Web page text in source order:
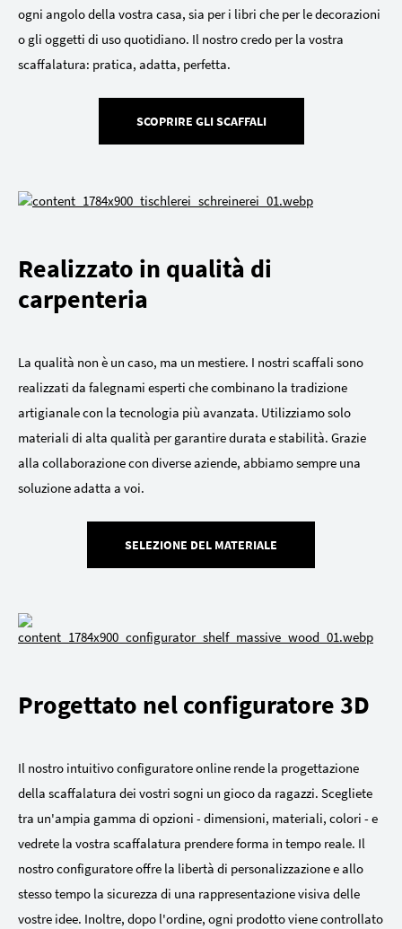
ogni angolo della vostra casa, sia per i libri che per le decorazioni
o gli oggetti di uso quotidiano. Il nostro credo per la vostra
scaffalatura: pratica, adatta, perfetta.
SCOPRIRE GLI SCAFFALI
Realizzato in qualità di
carpenteria
La qualità non è un caso, ma un mestiere. I nostri scaffali sono
realizzati da falegnami esperti che combinano la tradizione
artigianale con la tecnologia più avanzata. Utilizziamo solo
materiali di alta qualità per garantire durata e stabilità. Grazie
alla collaborazione con diverse aziende, abbiamo sempre una
soluzione adatta a voi.
SELEZIONE DEL MATERIALE
Progettato nel configuratore 3D
Il nostro intuitivo configuratore online rende la progettazione
della scaffalatura dei vostri sogni un gioco da ragazzi. Scegliete
tra un'ampia gamma di opzioni - dimensioni, materiali, colori - e
vedrete la vostra scaffalatura prendere forma in tempo reale. Il
nostro configuratore offre la libertà di personalizzazione e allo
stesso tempo la sicurezza di una rappresentazione visiva delle
vostre idee. Inoltre, dopo l'ordine, ogni prodotto viene controllato